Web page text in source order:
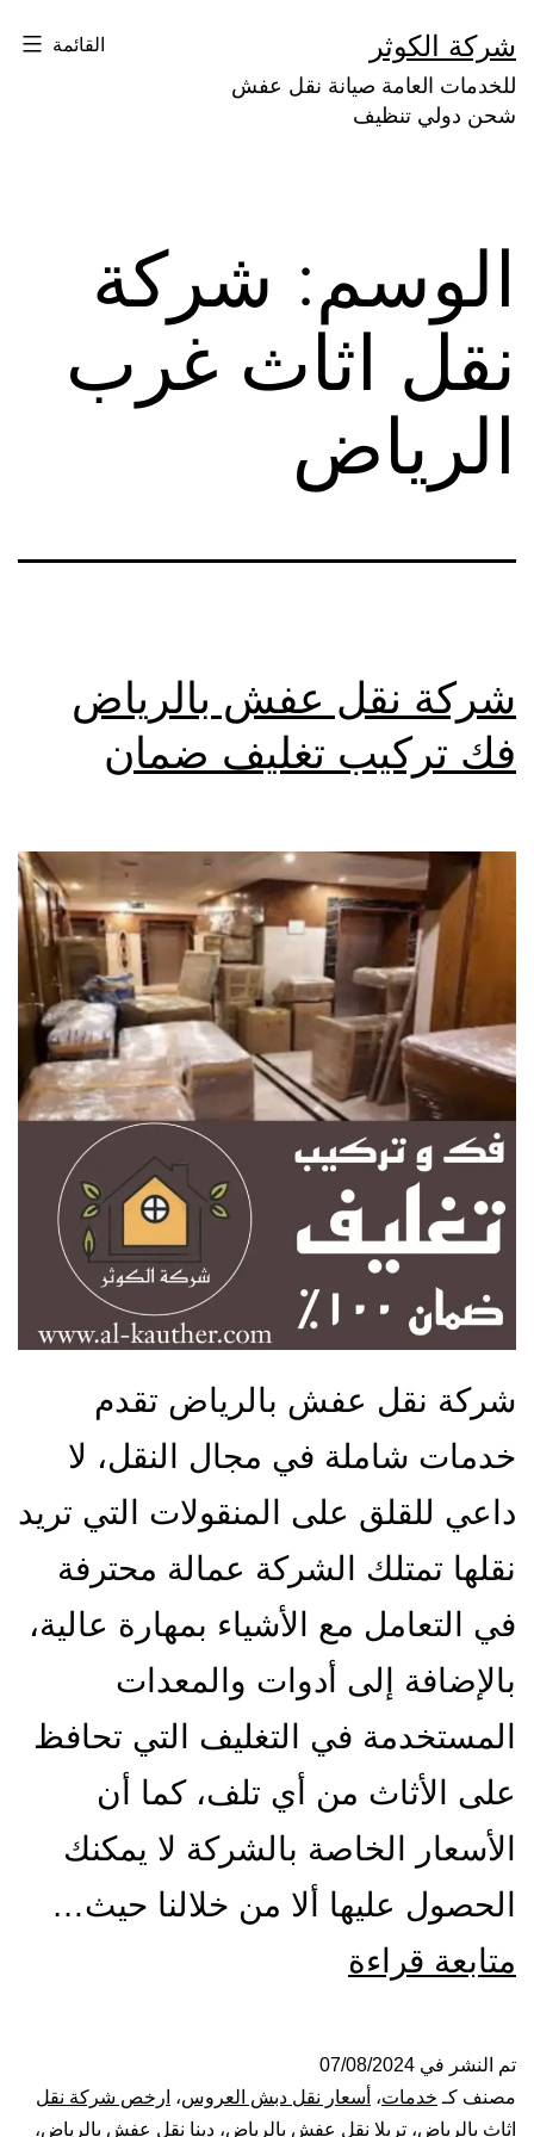
إلى
المحتوى
شركة الكوثر
للخدمات العامة صيانة نقل عفش
شحن دولي تنظيف
القائمة
الوسم: شركة
نقل اثاث غرب
الرياض
شركة نقل عفش بالرياض
فك تركيب تغليف ضمان
شركة نقل عفش بالرياض تقدم
خدمات شاملة في مجال النقل، لا
داعي للقلق على المنقولات التي تريد
نقلها تمتلك الشركة عمالة محترفة
في التعامل مع الأشياء بمهارة عالية،
بالإضافة إلى أدوات والمعدات
المستخدمة في التغليف التي تحافظ
على الأثاث من أي تلف، كما أن
الأسعار الخاصة بالشركة لا يمكنك
الحصول عليها ألا من خلالنا حيث…
متابعة قراءة
عفش
بالرياض
تم النشر في 07/08/2024
مصنف كـ خدمات، أسعار نقل دبش العروس، ارخص شركة نقل
اثاث بالرياض، تريلا نقل عفش بالرياض، دينا نقل عفش بالرياض،